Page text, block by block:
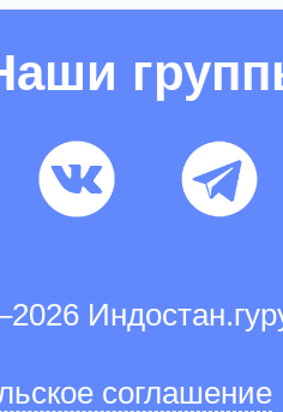
соглашение